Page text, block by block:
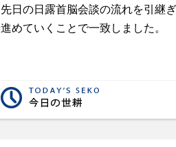
先日の日露首脳会談の流れを引継
進めていくことで一致しました。